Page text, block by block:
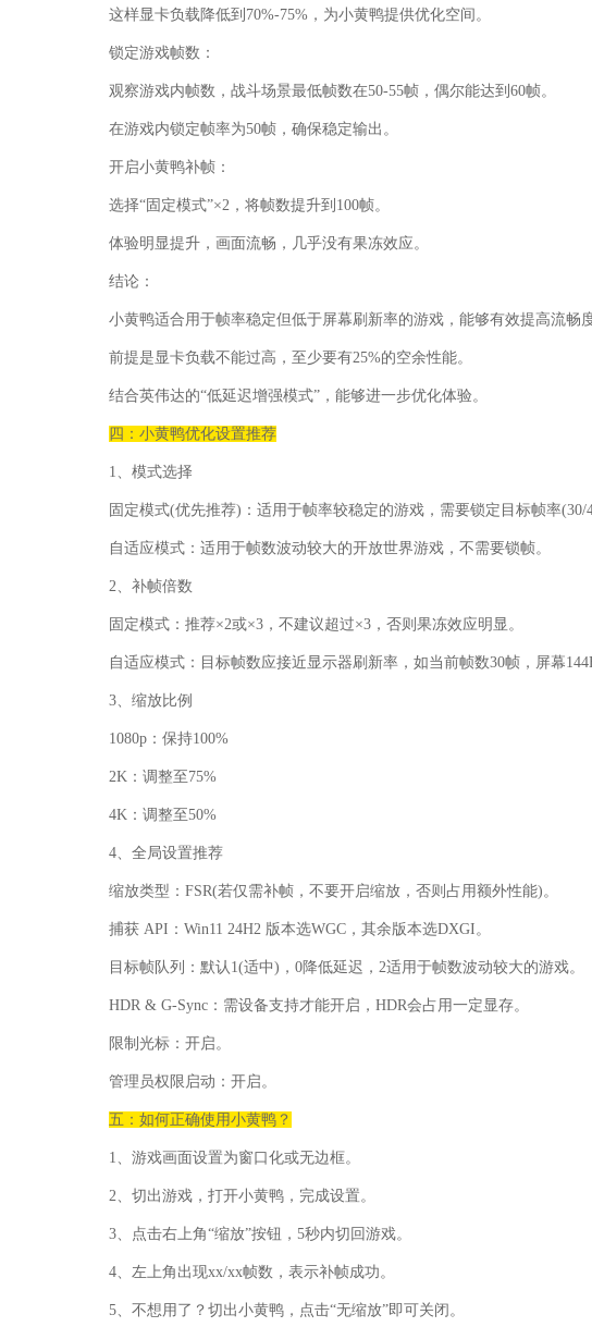
这样显卡负载降低到70%-75%，为小黄鸭提供优化空间。
锁定游戏帧数：
观察游戏内帧数，战斗场景最低帧数在50-55帧，偶尔能达到60帧。
在游戏内锁定帧率为50帧，确保稳定输出。
开启小黄鸭补帧：
选择“固定模式”×2，将帧数提升到100帧。
体验明显提升，画面流畅，几乎没有果冻效应。
结论：
小黄鸭适合用于帧率稳定但低于屏幕刷新率的游戏，能够有效提高流畅度
前提是显卡负载不能过高，至少要有25%的空余性能。
结合英伟达的“低延迟增强模式”，能够进一步优化体验。
四：小黄鸭优化设置推荐
1、模式选择
固定模式(优先推荐)：适用于帧率较稳定的游戏，需要锁定目标帧率(30/
自适应模式：适用于帧数波动较大的开放世界游戏，不需要锁帧。
2、补帧倍数
固定模式：推荐×2或×3，不建议超过×3，否则果冻效应明显。
自适应模式：目标帧数应接近显示器刷新率，如当前帧数30帧，屏幕
3、缩放比例
1080p：保持100%
2K：调整至75%
4K：调整至50%
4、全局设置推荐
缩放类型：FSR(若仅需补帧，不要开启缩放，否则占用额外性能)。
捕获 API：Win11 24H2 版本选WGC，其余版本选DXGI。
目标帧队列：默认1(适中)，0降低延迟，2适用于帧数波动较大的游戏。
HDR & G-Sync：需设备支持才能开启，HDR会占用一定显存。
限制光标：开启。
管理员权限启动：开启。
五：如何正确使用小黄鸭？
1、游戏画面设置为窗口化或无边框。
2、切出游戏，打开小黄鸭，完成设置。
3、点击右上角“缩放”按钮，5秒内切回游戏。
4、左上角出现xx/xx帧数，表示补帧成功。
5、不想用了？切出小黄鸭，点击“无缩放”即可关闭。